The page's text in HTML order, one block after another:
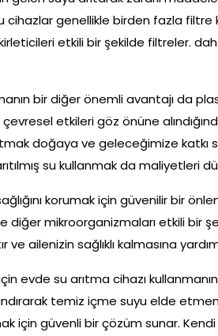
genellikle birden fazla filtre
etkili bir şekilde filtreler.
bir diğer önemli avantajı da
etkileri göz önüne
doğaya ve geleceğimize katkı
su kullanmak da maliyetleri
korumak için güvenilir bir
diğer mikroorganizmaları etkili bir
ve ailenizin sağlıklı kalmasına
evde su arıtma cihazı
temiz içme suyu elde
için güvenli bir çözüm sunar.